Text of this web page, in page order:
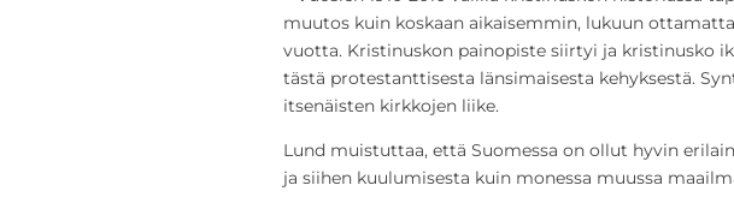
muutos kuin koskaan aikaisemmin, lukuun
vuotta. Kristinuskon painopiste siirtyi ja kristinusko
tästä protestanttisesta länsimaisesta kehyksestä.
itsenäisten kirkkojen liike.
Lund muistuttaa, että Suomessa on ollut hyvin
ja siihen kuulumisesta kuin monessa muussa